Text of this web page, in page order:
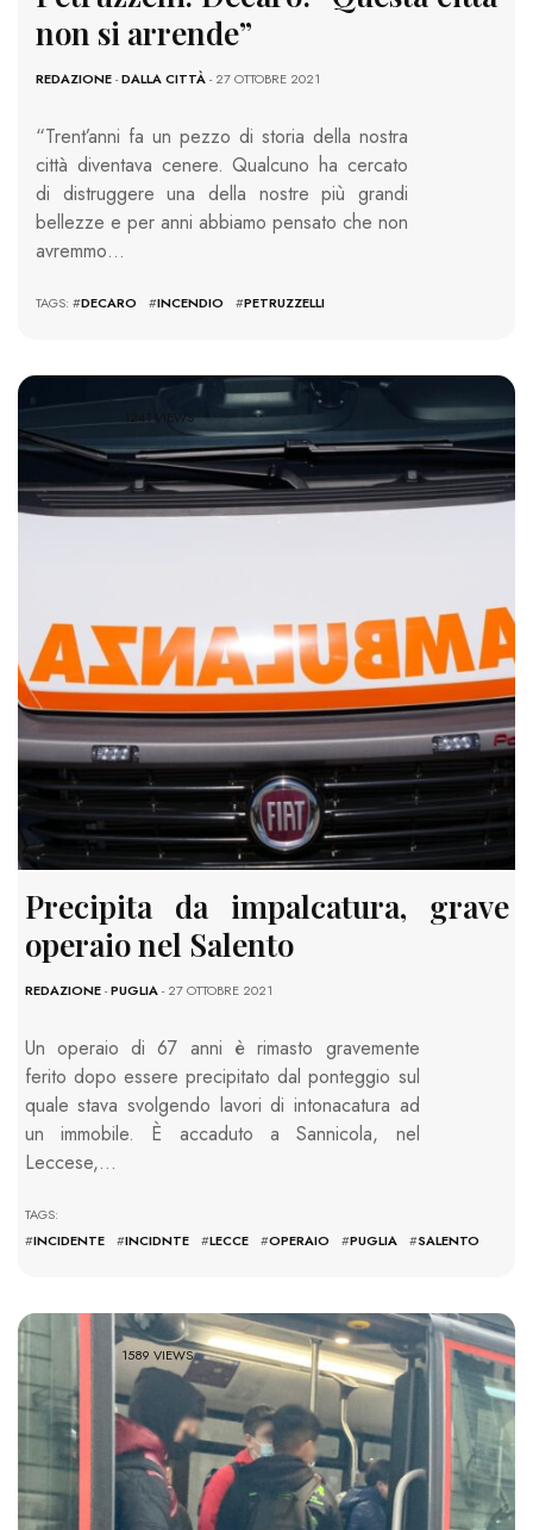
non si arrende”
REDAZIONE-DALLA CITTÀ- 27 OTTOBRE 2021
“Trent’anni fa un pezzo di storia della nostra
città diventava cenere. Qualcuno ha cercato
di distruggere una della nostre più grandi
bellezze e per anni abbiamo pensato che non
avremmo…
TAGS: #DECARO #INCENDIO #PETRUZZELLI
1241 VIEWS
Precipita da impalcatura, grave
operaio nel Salento
REDAZIONE-PUGLIA- 27 OTTOBRE 2021
Un operaio di 67 anni è rimasto gravemente
ferito dopo essere precipitato dal ponteggio sul
quale stava svolgendo lavori di intonacatura ad
un immobile. È accaduto a Sannicola, nel
Leccese,…
TAGS:
#INCIDENTE #INCIDNTE #LECCE #OPERAIO #PUGLIA #SALENTO
1589 VIEWS